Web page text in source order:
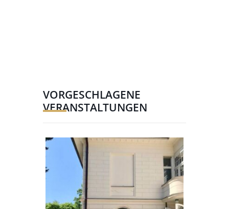
VORGESCHLAGENE
VERANSTALTUNGEN